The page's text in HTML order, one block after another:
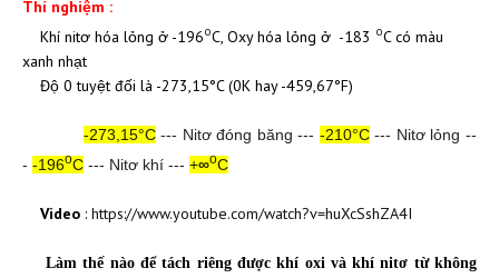
Thí nghiệm :
Khí nitơ hóa lỏng ở -196oC, Oxy hóa lỏng ở -183 oC có màu
xanh nhạt
Độ 0 tuyệt đối là -273,15°C (0K hay -459,67°F)
-273,15°C--- Nitơ đóng băng --- -210°C--- Nitơ lỏng --
- -196oC --- Nitơ khí --- +∞oC
Video : https://www.youtube.com/watch?v=huXcSshZA4I
Làm thế nào để tách riêng được khí oxi và khí nitơ từ không